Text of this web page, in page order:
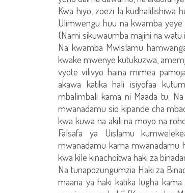
Kwa hiyo, zoezi la kudhalilishiwa
Ulimwengu huu na kwamba
{Nami sikuwaumba majini na
Na kwamba Mwislamu
kwake mwenye kutukuzwa,
vyote vilivyo haina mimea
akawa katika hali isiyofaa
mbalimbali kama ni Maada tu.
mwanadamu sio kipande cha
kwa kuwa na akili na moyo na
Falsafa ya Uislamu
mwanadamu kama mwanadamu
kwa kile kinachoitwa haki za
Na tunapozungumzia Haki za
maana ya haki katika lugha